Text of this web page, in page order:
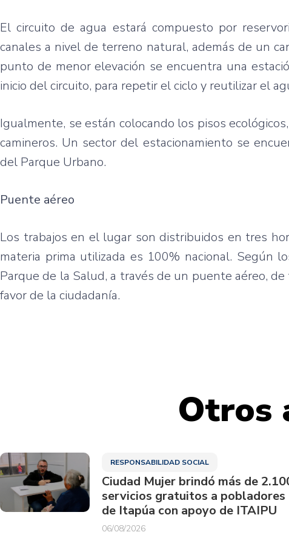
El circuito de agua estará compuesto por
canales a nivel de terreno natural, además de un
punto de menor elevación se encuentra una
inicio del circuito, para repetir el ciclo y reutilizar el
Igualmente, se están colocando los pisos
camineros. Un sector del estacionamiento se
del Parque Urbano.
Puente aéreo
Los trabajos en el lugar son distribuidos en tres
materia prima utilizada es 100% nacional. Según
Parque de la Salud, a través de un puente aéreo,
favor de la ciudadanía.
Otros
RESPONSABILIDAD SOCIAL
Ciudad Mujer brindó más de
servicios gratuitos a pobladores
de Itapúa con apoyo de ITAIPU
06/08/2026